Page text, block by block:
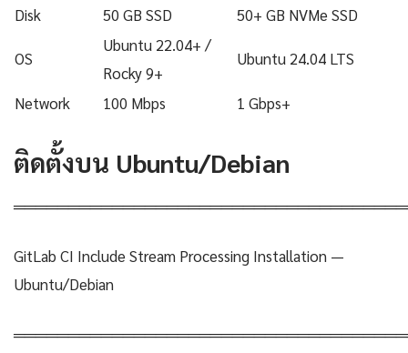
Disk
50 GB SSD 50+ GB NVMe SSD
OS
Ubuntu 22.04+ /
Rocky 9+
Ubuntu 24.04 LTS
Network 100 Mbps 1 Gbps+
ติดตั้งบน Ubuntu/Debian
GitLab CI Include Stream Processing Installation —
Ubuntu/Debian